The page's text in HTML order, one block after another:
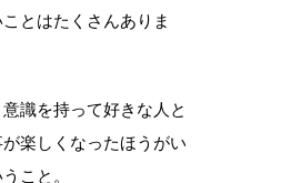
とはたくさんありま
識を持って好きな人と
楽しくなったほうがい
こと。